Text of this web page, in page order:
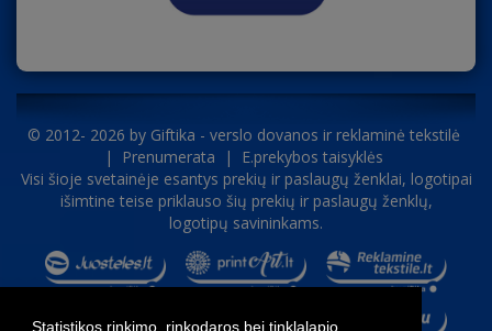
Statistikos rinkimo, rinkodaros bei tinklalapio
© 2012- 2026 by Giftika - verslo dovanos ir reklaminė tekstilė
|
Prenumerata |
E.prekybos taisyklės
Visi šioje svetainėje esantys prekių ir paslaugų ženklai, logotipai
išimtine teise priklauso šių prekių ir paslaugų ženklų,
logotipų savininkams.